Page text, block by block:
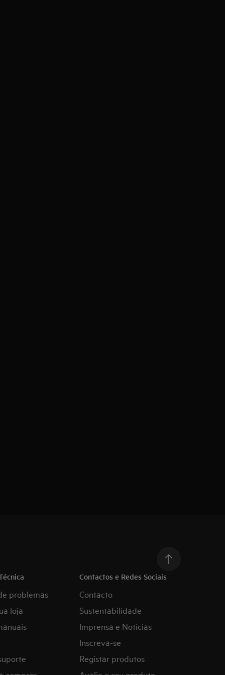
problemas
loja
Contactos e Redes Sociais
Contacto
Sustentabilidade
Imprensa e Notícias
Inscreva-se
Registar produtos